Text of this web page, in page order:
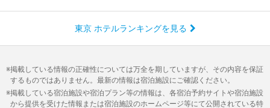
東京 ホテルランキングを見る
掲載している情報の正確性については万全を期していますが、その内容を保証
するものではありません。最新の情報は宿泊施設にご確認ください。
掲載している宿泊施設や宿泊プラン等の情報は、各宿泊予約サイトや宿泊施設
から提供を受けた情報または宿泊施設のホームページ等にて公開されている特